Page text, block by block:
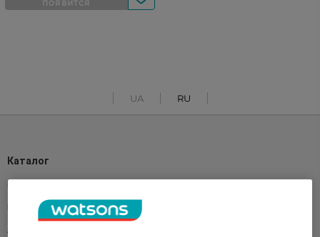
UA RU
Каталог
Корейская косметика
Парфюмерия
Акции